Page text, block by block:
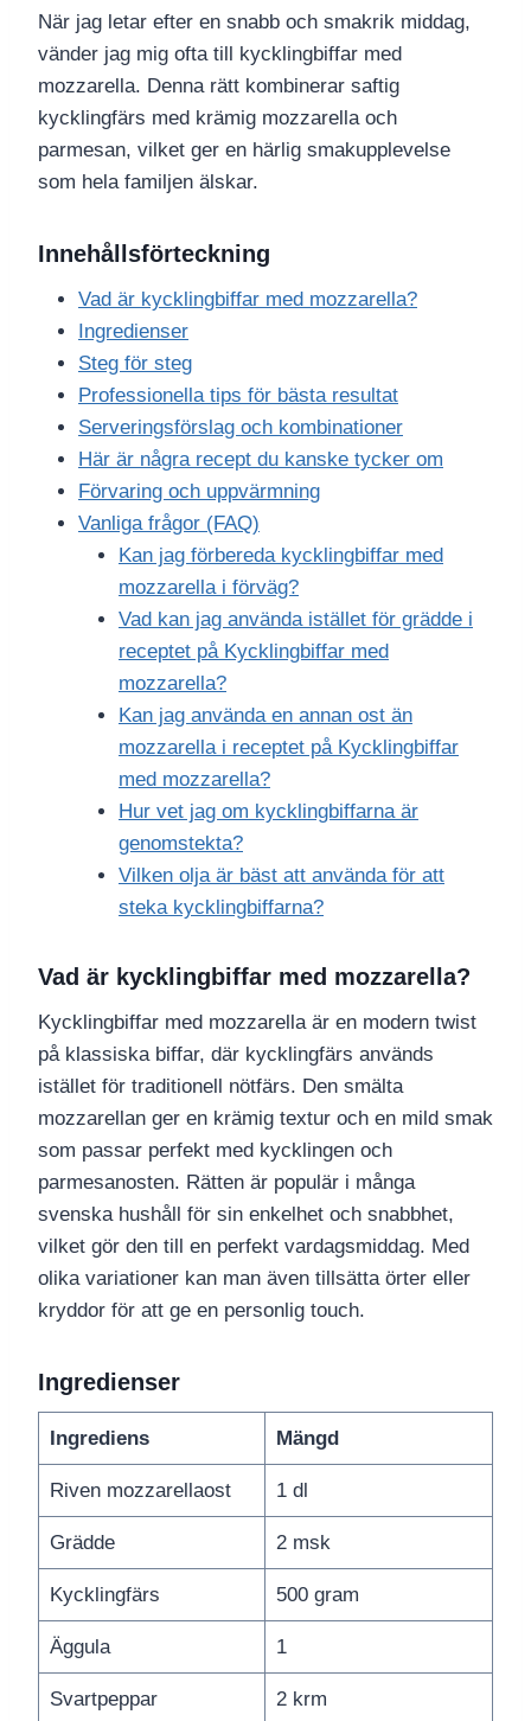
När jag letar efter en snabb och smakrik middag,
vänder jag mig ofta till kycklingbiffar med
mozzarella. Denna rätt kombinerar saftig
kycklingfärs med krämig mozzarella och
parmesan, vilket ger en härlig smakupplevelse
som hela familjen älskar.
Innehållsförteckning
Vad är kycklingbiffar med mozzarella?
Ingredienser
Steg för steg
Professionella tips för bästa resultat
Serveringsförslag och kombinationer
Här är några recept du kanske tycker om
Förvaring och uppvärmning
Vanliga frågor (FAQ)
Kan jag förbereda kycklingbiffar med
mozzarella i förväg?
Vad kan jag använda istället för grädde i
receptet på Kycklingbiffar med
mozzarella?
Kan jag använda en annan ost än
mozzarella i receptet på Kycklingbiffar
med mozzarella?
Hur vet jag om kycklingbiffarna är
genomstekta?
Vilken olja är bäst att använda för att
steka kycklingbiffarna?
Vad är kycklingbiffar med mozzarella?
Kycklingbiffar med mozzarella är en modern twist
på klassiska biffar, där kycklingfärs används
istället för traditionell nötfärs. Den smälta
mozzarellan ger en krämig textur och en mild smak
som passar perfekt med kycklingen och
parmesanosten. Rätten är populär i många
svenska hushåll för sin enkelhet och snabbhet,
vilket gör den till en perfekt vardagsmiddag. Med
olika variationer kan man även tillsätta örter eller
kryddor för att ge en personlig touch.
Ingredienser
Ingrediens Mängd
Riven mozzarellaost 1 dl
Grädde 2 msk
Kycklingfärs 500 gram
Äggula 1
Svartpeppar 2 krm